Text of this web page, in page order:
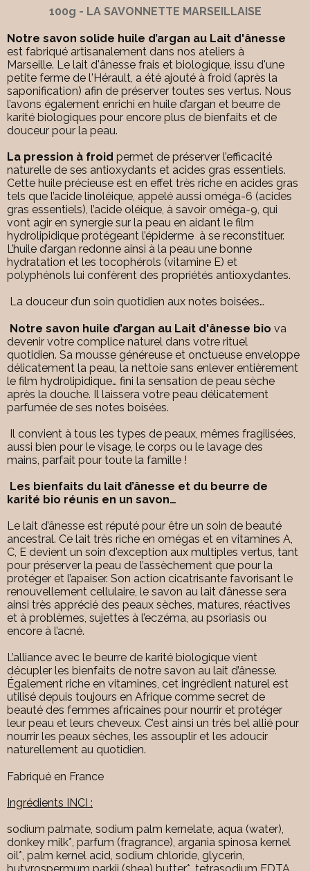
100g - LA SAVONNETTE MARSEILLAISE
Notre savon solide huile d’argan au Lait d'ânesse
est fabriqué artisanalement dans nos ateliers à
Marseille. Le lait d'ânesse frais et biologique, issu d'une
petite ferme de l'Hérault, a été ajouté à froid (après la
saponification) afin de préserver toutes ses vertus. Nous
l’avons également enrichi en huile d’argan et beurre de
karité biologiques pour encore plus de bienfaits et de
douceur pour la peau.
La pression à froid permet de préserver l’efficacité
naturelle de ses antioxydants et acides gras essentiels.
Cette huile précieuse est en effet très riche en acides gras
tels que l’acide linoléique, appelé aussi oméga-6 (acides
gras essentiels), l’acide oléique, à savoir oméga-9, qui
vont agir en synergie sur la peau en aidant le film
hydrolipidique protégeant l’épiderme à se reconstituer.
L’huile d’argan redonne ainsi à la peau une bonne
hydratation et les tocophérols (vitamine E) et
polyphénols lui confèrent des propriétés antioxydantes.
La douceur d’un soin quotidien aux notes boisées…
Notre savon huile d’argan au Lait d'ânesse bio va
devenir votre complice naturel dans votre rituel
quotidien. Sa mousse généreuse et onctueuse enveloppe
délicatement la peau, la nettoie sans enlever entièrement
le film hydrolipidique… fini la sensation de peau sèche
après la douche. Il laissera votre peau délicatement
parfumée de ses notes boisées.
Il convient à tous les types de peaux, mêmes fragilisées,
aussi bien pour le visage, le corps ou le lavage des
mains, parfait pour toute la famille !
Les bienfaits du lait d’ânesse et du beurre de
karité bio réunis en un savon…
Le lait d’ânesse est réputé pour être un soin de beauté
ancestral. Ce lait très riche en omégas et en vitamines A,
C, E devient un soin d'exception aux multiples vertus, tant
pour préserver la peau de l’assèchement que pour la
protéger et l’apaiser. Son action cicatrisante favorisant le
renouvellement cellulaire, le savon au lait d’ânesse sera
ainsi très apprécié des peaux sèches, matures, réactives
et à problèmes, sujettes à l’eczéma, au psoriasis ou
encore à l’acné.
L’alliance avec le beurre de karité biologique vient
décupler les bienfaits de notre savon au lait d’ânesse.
Également riche en vitamines, cet ingrédient naturel est
utilisé depuis toujours en Afrique comme secret de
beauté des femmes africaines pour nourrir et protéger
leur peau et leurs cheveux. C’est ainsi un très bel allié pour
nourrir les peaux sèches, les assouplir et les adoucir
naturellement au quotidien.
Fabriqué en France
Ingrédients INCI :
sodium palmate, sodium palm kernelate, aqua (water),
donkey milk*, parfum (fragrance), argania spinosa kernel
oil*, palm kernel acid, sodium chloride, glycerin,